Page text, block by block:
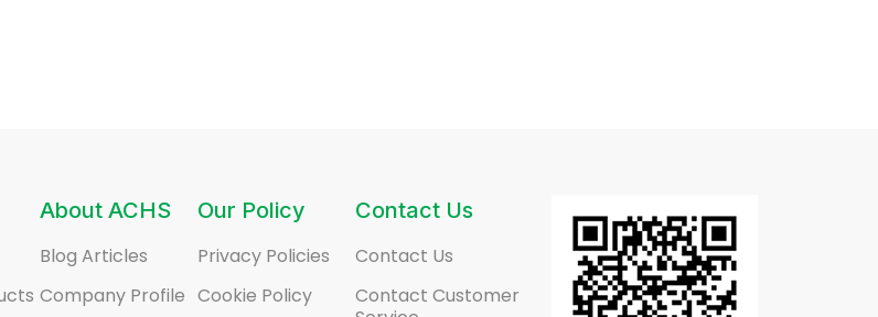
About ACHS
Blog Articles
Company Profile
Our Policy
Privacy Policies
Cookie Policy
Contact Us
Contact Us
Contact Customer